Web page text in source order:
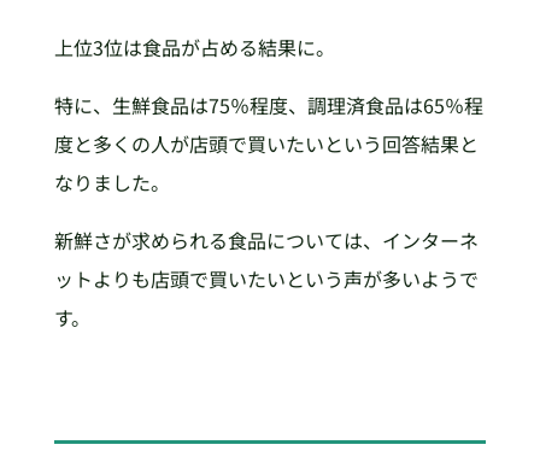
上位3位は食品が占める結果に。
特に、生鮮食品は75％程度、調理済食品は65％程
度と多くの人が店頭で買いたいという回答結果と
なりました。
新鮮さが求められる食品については、インターネ
ットよりも店頭で買いたいという声が多いようで
す。